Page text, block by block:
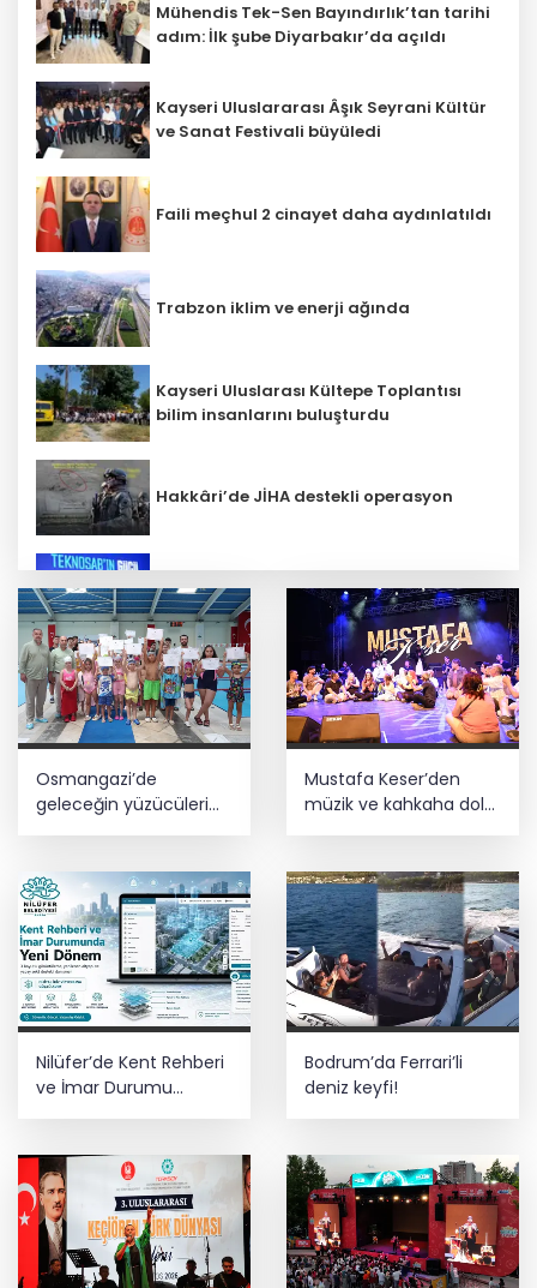
Mühendis Tek-Sen Bayındırlık’tan tarihi
adım: İlk şube Diyarbakır’da açıldı
Kayseri Uluslararası Âşık Seyrani Kültür
ve Sanat Festivali büyüledi
Faili meçhul 2 cinayet daha aydınlatıldı
Trabzon iklim ve enerji ağında
Kayseri Uluslarası Kültepe Toplantısı
bilim insanlarını buluşturdu
Hakkâri’de JİHA destekli operasyon
önde! Dev lansmanda neler oldu?
Terörsüz Türkiye yasa teklifi
komisyondan geçti
İzmir Tire lokantalarında yeni dönem
Lavantanın hikayesi başlıyor
Osmangazi’de
geleceğin yüzücüleri
Mustafa Keser’den
müzik ve kahkaha dolu
Nilüfer’de Kent Rehberi
ve İmar Durumu
Sorgulama yenilendi
Bodrum’da Ferrari’li
deniz keyfi!